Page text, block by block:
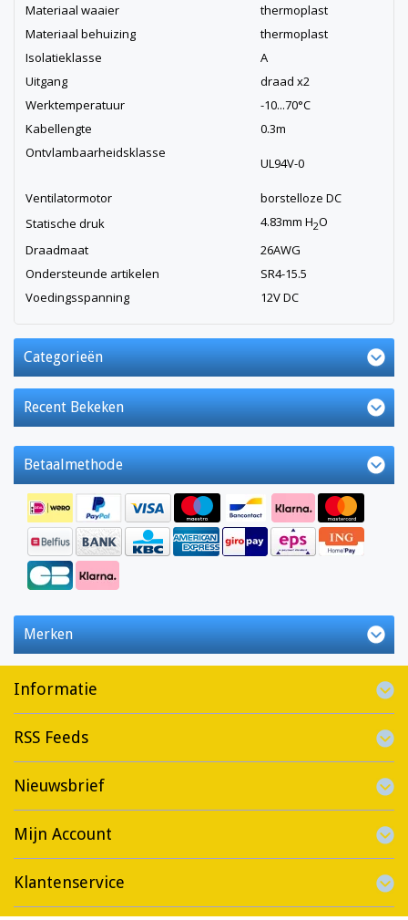
Materiaal waaier
thermoplast
Materiaal behuizing
thermoplast
Isolatieklasse
A
Uitgang
draad x2
Werktemperatuur
-10...70°C
Kabellengte
0.3m
Ontvlambaarheidsklasse
UL94V-0
Ventilatormotor
borstelloze DC
Statische druk
4.83mm H2O
Draadmaat
26AWG
Ondersteunde artikelen
SR4-15.5
Voedingsspanning
12V DC
Categorieën
Recent Bekeken
Betaalmethode
Merken
Informatie
RSS Feeds
Nieuwsbrief
Mijn Account
Klantenservice